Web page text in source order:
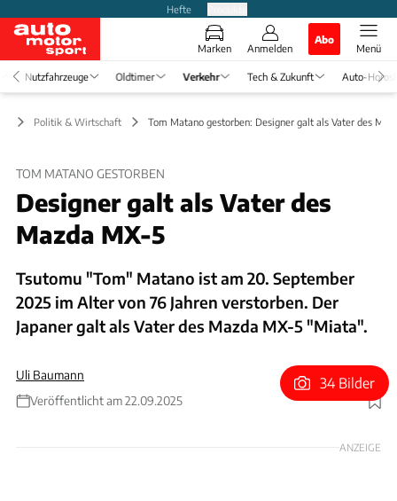
Hefte
Marken Anmelden
Abo
Menü
Nutzfahrzeuge Oldtimer Verkehr Tech & Zukunft Auto-
Politik & Wirtschaft Tom Matano gestorben: Designer galt als Vater des
TOM MATANO GESTORBEN
Designer galt als Vater des
Mazda MX-5
Tsutomu "Tom" Matano ist am 20. September
2025 im Alter von 76 Jahren verstorben. Der
Japaner galt als Vater des Mazda MX-5 "Miata".
Uli Baumann
Veröffentlicht am 22.09.2025
Foto: Mazda
34 Bilder
ANZEIGE